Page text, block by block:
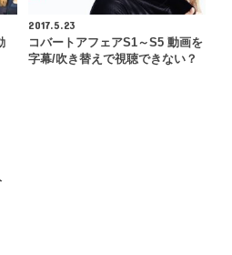
2017.5.23
コバートアフェアS1～S5 動画を
字幕/吹き替えで視聴できない？